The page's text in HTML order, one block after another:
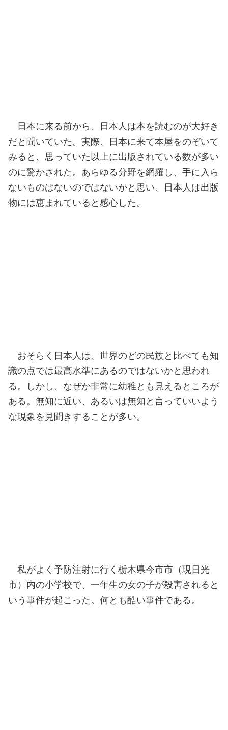
日本に来る前から、日本人は本を読むのが大好き
だと聞いていた。実際、日本に来て本屋をのぞいて
みると、思っていた以上に出版されている数が多い
のに驚かされた。あらゆる分野を網羅し、手に入ら
ないものはないのではないかと思い、日本人は出版
物には恵まれていると感心した。
おそらく日本人は、世界のどの民族と比べても知
識の点では最高水準にあるのではないかと思われ
る。しかし、なぜか非常に幼稚とも見えるところが
ある。無知に近い、あるいは無知と言っていいよう
な現象を見聞きすることが多い。
私がよく予防注射に行く栃木県今市市（現日光
市）内の小学校で、一年生の女の子が殺害されると
いう事件が起こった。何とも酷い事件である。